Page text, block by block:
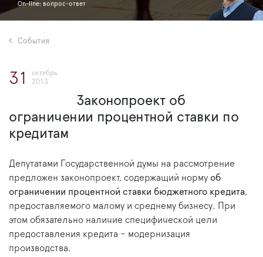
On-line: вопрос-ответ
События
31
октябрь
2013
Законопроект об
ограничении процентной ставки по
кредитам
Депутатами Государственной думы на рассмотрение
предложен законопроект, содержащий норму об
ограничении процентной ставки бюджетного кредита,
предоставляемого малому и среднему бизнесу. При
этом обязательно наличие специфической цели
предоставления кредита – модернизация
производства.